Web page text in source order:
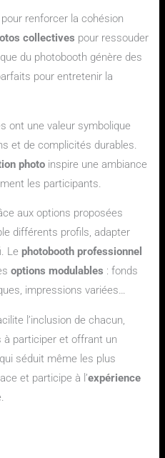
renforcer la cohésion
collectives pour ressouder
du photobooth génère des
pour entretenir la
ont une valeur symbolique
et de complicités durables.
photo inspire une ambiance
les participants.
aux options proposées
différents profils, adapter
Lephotobooth professionnel
options modulables : fonds
impressions variées…
l’inclusion de chacun,
participer et offrant un
séduit même les plus
et participe à l’expérience